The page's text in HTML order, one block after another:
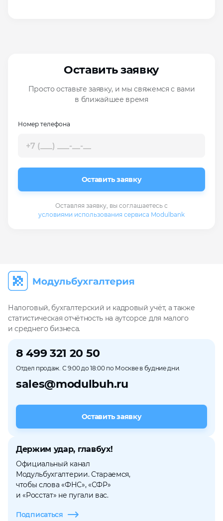
Оставить заявку
Просто оставьте заявку, и мы свяжемся с вами
в ближайшее время
Номер телефона
Оставить заявку
Оставляя заявку, вы соглашаетесь с
условиями использования сервиса Modulbank
8 499 321 20 50
Отдел продаж. С 9:00 до 18:00 по Москве в будние дни.
sales@modulbuh.ru
Оставить заявку
Держим удар, главбух!
Официальный канал
Модульбухгалтерии. Стараемся,
чтобы слова «ФНС», «СФР»
и «Росстат» не пугали вас.
Подписаться
Налоговый, бухгалтерский и кадровый учёт, а также
статистическая отчётность на аутсорсе для малого
и среднего бизнеса.